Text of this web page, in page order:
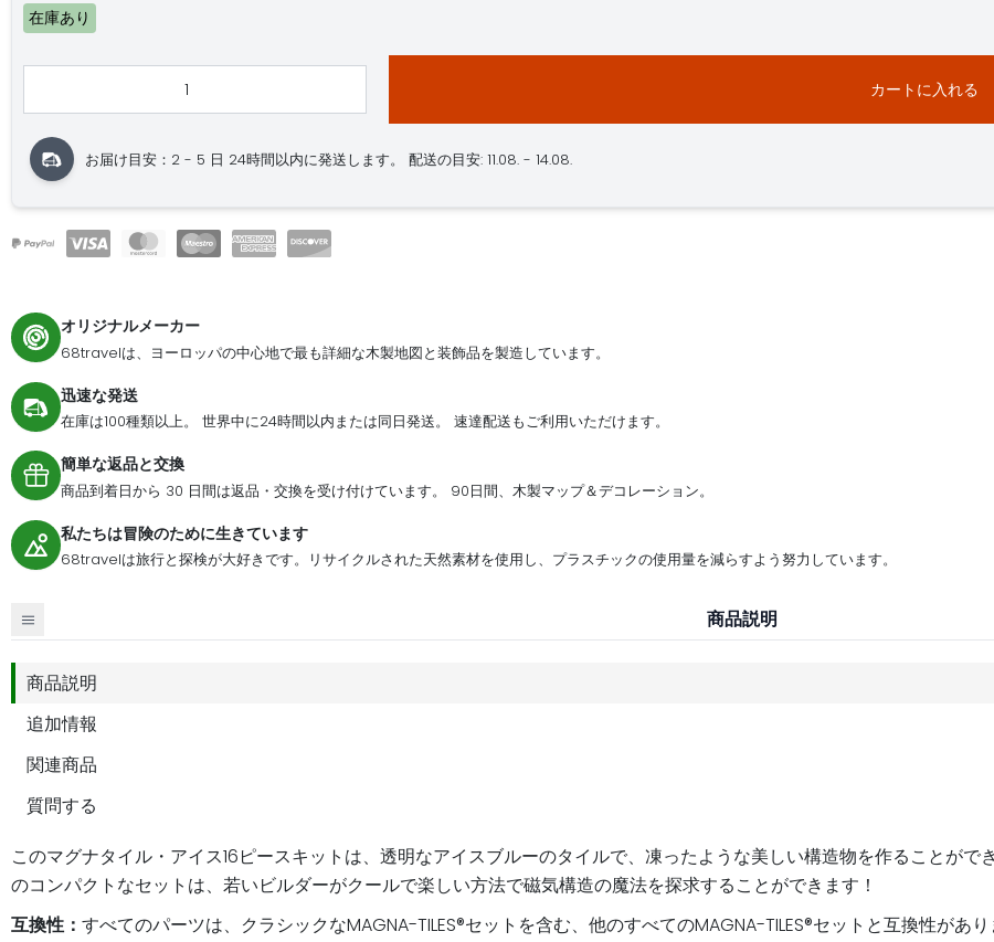
在庫あり
カートに入れる
お届け目安：2 - 5 日 24時間以内に発送します。 配送の目安: 11.08. - 14.08.
オリジナルメーカー
68travelは、ヨーロッパの中心地で最も詳細な木製地図と装飾品を製造しています。
迅速な発送
在庫は100種類以上。 世界中に24時間以内または同日発送。 速達配送もご利用いただけます。
簡単な返品と交換
商品到着日から 30 日間は返品・交換を受け付けています。 90日間、木製マップ＆デコレーション。
私たちは冒険のために生きています
68travelは旅行と探検が大好きです。リサイクルされた天然素材を使用し、プラスチックの使用量を減らすよう努力しています。
商品説明
商品説明
追加情報
関連商品
質問する
このマグナタイル・アイス16ピースキットは、透明なアイスブルーのタイルで、凍ったような美しい構造物を作ることが
のコンパクトなセットは、若いビルダーがクールで楽しい方法で磁気構造の魔法を探求することができます！
互換性： すべてのパーツは、クラシックなMAGNA-TILES®セットを含む、他のすべてのMAGNA-TILES®セットと互換性があり